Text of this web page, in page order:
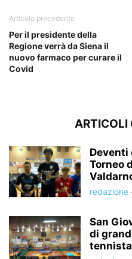
Articolo precedente
Per il presidente della
Regione verrà da Siena il
nuovo farmaco per curare il
Covid
ARTICOLI
Deventi
Torneo
redazione
San
di